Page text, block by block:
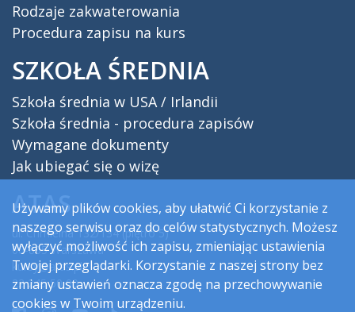
Rodzaje zakwaterowania
Procedura zapisu na kurs
SZKOŁA ŚREDNIA
Szkoła średnia w USA / Irlandii
Szkoła średnia - procedura zapisów
Wymagane dokumenty
Jak ubiegać się o wizę
ATAS
ul. Chmielna 132/134 (piętro 5)
00-805 Warszawa
kursy@atas.pl
22 245 50 00
Używamy plików cookies, aby ułatwić Ci korzystanie z
naszego serwisu oraz do celów statystycznych. Możesz
wyłączyć możliwość ich zapisu, zmieniając ustawienia
Twojej przeglądarki. Korzystanie z naszej strony bez
zmiany ustawień oznacza zgodę na przechowywanie
cookies w Twoim urządzeniu.